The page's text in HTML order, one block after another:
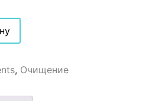
, Очищение